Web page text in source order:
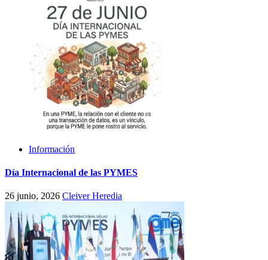
Información
Día Internacional de las PYMES
26 junio, 2026 Cleiver Heredia